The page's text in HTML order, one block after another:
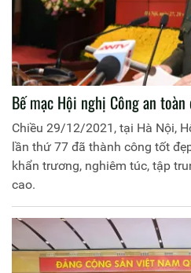
Bế mạc Hội nghị Công an
Chiều 29/12/2021, tại Hà Nội,
lần thứ 77 đã thành công tốt
khẩn trương, nghiêm túc, tập
cao.